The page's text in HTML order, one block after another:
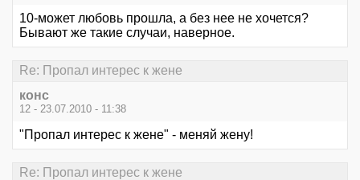
10-может любовь прошла, а без нее не хочется?
Бывают же такие случаи, наверное.
Re: Пропал интерес к жене
конс
12 - 23.07.2010 - 11:38
"Пропал интерес к жене" - меняй жену!
Re: Пропал интерес к жене